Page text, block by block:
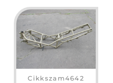
Cikkszam4642